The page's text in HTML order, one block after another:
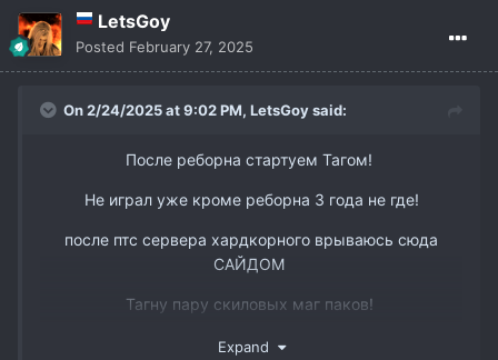
www.youtube.com/watch?v=DJJmtVgSQ6s&t
LetsGoy
Posted February 27, 2025
On 2/24/2025 at 9:02 PM, LetsGoysaid:
После реборна стартуем Тагом!
Не играл уже кроме реборна 3 года не где!
после птс сервера хардкорного врываюсь сюда
САЙДОМ
Тагну пару скиловых маг паков!
Так же есть пару слотов в пак 3 рес бп мм и овер
Expand